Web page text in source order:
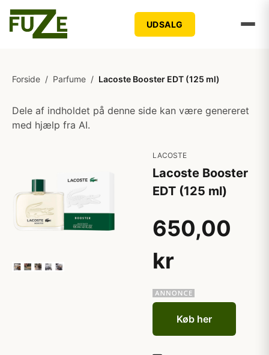
UDSALG
Forside / Parfume / Lacoste Booster EDT (125 ml)
Dele af indholdet på denne side kan være genereret
med hjælp fra AI.
LACOSTE
Lacoste Booster
EDT (125 ml)
650,00
kr
Køb her